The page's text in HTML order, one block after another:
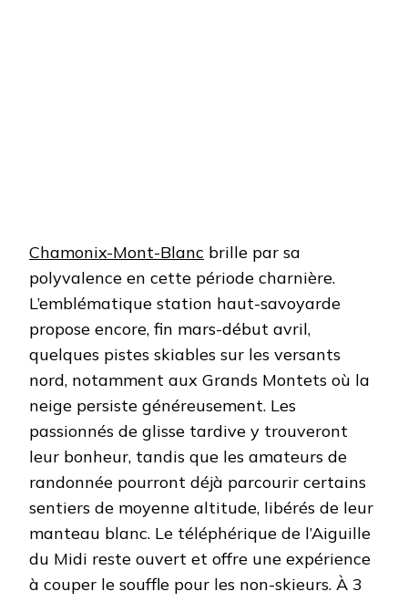
Chamonix-Mont-Blanc brille par sa
polyvalence en cette période charnière.
L’emblématique station haut-savoyarde
propose encore, fin mars-début avril,
quelques pistes skiables sur les versants
nord, notamment aux Grands Montets où la
neige persiste généreusement. Les
passionnés de glisse tardive y trouveront
leur bonheur, tandis que les amateurs de
randonnée pourront déjà parcourir certains
sentiers de moyenne altitude, libérés de leur
manteau blanc. Le téléphérique de l’Aiguille
du Midi reste ouvert et offre une expérience
à couper le souffle pour les non-skieurs. À 3